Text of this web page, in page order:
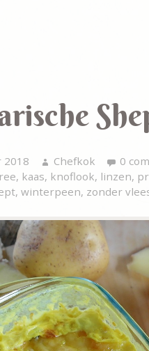
2018 Chefkok
0
, kaas, knoflook, linzen,
, winterpeen, zonder